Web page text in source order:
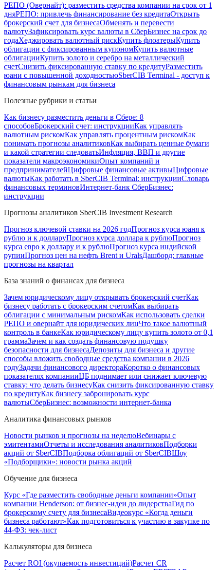
РЕПО (Овернайт): разместить средства компании на срок от 1
дняРЕПО: привлечь финансирование без кредитаОткрыть
брокерский счет для бизнесаОбменять и перевести
валютуЗафиксировать курс валюты в СберБизнес на срок до
годаХеджировать валютный рискКупить флоатерыКупить
облигации с фиксированным купономКупить валютные
облигацииКупить золото и серебро на металлический
счетСнизить фиксированную ставку по кредитуРазместить
юани с повышенной доходностьюSberCIB Terminal - доступ к
финансовым рынкам для бизнеса
Полезные рубрики и статьи
Как бизнесу разместить деньги в Сбере: 8
способовБрокерский счет: инструкцииКак управлять
валютным рискомКак управлять процентным рискомКак
понимать прогнозы аналитиковКак выбирать ценные бумаги
и какой стратегии следоватьИнфляция, ВВП и другие
показатели макроэкономикиОпыт компаний и
предпринимателейЦифровые финансовые активыЦифровые
валютыКак работать в SberCIB Terminal: инструкцииСловарь
финансовых терминовИнтернет-банк СберБизнес:
инструкции
Прогнозы аналитиков SberCIB Investment Research
Прогноз ключевой ставки на 2026 годПрогноз курса юаня к
рублю и к долларуПрогноз курса доллара к рублюПрогноз
курса евро к доллару и к рублюПрогноз курса индийской
рупииПрогноз цен на нефть Brent и UralsДашборд: главные
прогнозы на квартал
База знаний о финансах для бизнеса
Зачем юридическому лицу открывать брокерский счетКак
бизнесу работать с брокерским счетомКак выбирать
облигации с минимальным рискомКак использовать сделки
РЕПО и овернайт для юридических лицЧто такое валютный
контроль в банкеКак юридическому лицу купить золото от 0,1
граммаЗачем и как создать финансовую подушку
безопасности для бизнесаДепозиты для бизнеса и другие
способы вложить свободные средства компании в 2026
годуЗадачи финансового директораКоротко о финансовых
показателях компанииЦБ поднимает или снижает ключевую
ставку: что делать бизнесуКак снизить фиксированную ставку
по кредитуКак бизнесу забронировать курс
валютыСберБизнес: возможности интернет-банка
Аналитика финансовых рынков
Новости рынков и прогнозы на неделюВебинары с
эмитентамиОтчеты и исследования аналитиковПодборки
акций от SberCIBПодборка облигаций от SberCIBШоу
«Подборщики»: новости рынка акций
Обучение для бизнеса
Курс «Где разместить свободные деньги компании»Опыт
компании Henderson: от бизнес-идеи до лидерстваГид по
брокерскому счету для бизнесаВидеокурс «Когда деньги
бизнеса работают»Как подготовиться к участию в закупке по
44-ФЗ: чек-лист
Калькуляторы для бизнеса
Расчет ROI (окупаемость инвестиций)Расчет CR